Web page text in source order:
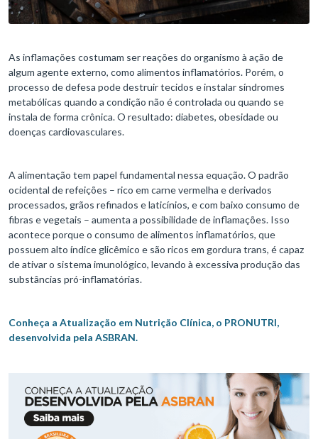
As inflamações costumam ser reações do organismo à ação de
algum agente externo, como alimentos inflamatórios. Porém, o
processo de defesa pode destruir tecidos e instalar síndromes
metabólicas quando a condição não é controlada ou quando se
instala de forma crônica. O resultado: diabetes, obesidade ou
doenças cardiovasculares.
A alimentação tem papel fundamental nessa equação. O padrão
ocidental de refeições – rico em carne vermelha e derivados
processados, grãos refinados e laticínios, e com baixo consumo de
fibras e vegetais – aumenta a possibilidade de inflamações. Isso
acontece porque o consumo de alimentos inflamatórios, que
possuem alto índice glicêmico e são ricos em gordura trans, é capaz
de ativar o sistema imunológico, levando à excessiva produção das
substâncias pró-inflamatórias.
Conheça a Atualização em Nutrição Clínica, o PRONUTRI,
desenvolvida pela ASBRAN.